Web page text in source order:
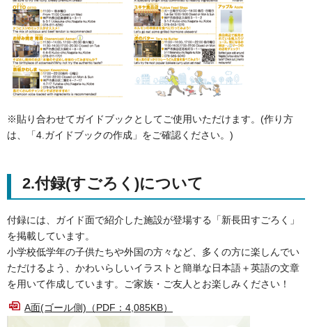
※貼り合わせてガイドブックとしてご使用いただけます。(作り方
は、「4.ガイドブックの作成」をご確認ください。)
2.付録(すごろく)について
付録には、ガイド面で紹介した施設が登場する「新長田すごろく」
を掲載しています。
小学校低学年の子供たちや外国の方々など、多くの方に楽しんでい
ただけるよう、かわいらしいイラストと簡単な日本語＋英語の文章
を用いて作成しています。ご家族・ご友人とお楽しみください！
A面(ゴール側)（PDF：4,085KB）